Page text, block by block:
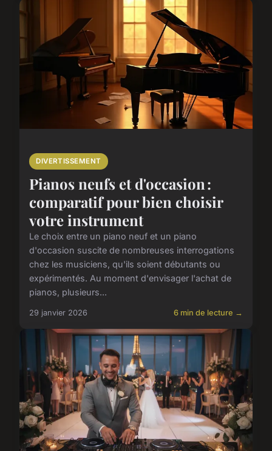
DIVERTISSEMENT
Pianos neufs et d'occasion :
comparatif pour bien choisir
votre instrument
Le choix entre un piano neuf et un piano
d'occasion suscite de nombreuses interrogations
chez les musiciens, qu'ils soient débutants ou
expérimentés. Au moment d'envisager l'achat de
pianos, plusieurs...
29 janvier 2026 6 min de lecture →